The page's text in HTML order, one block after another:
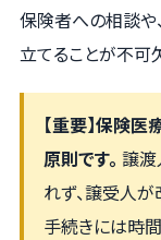
保険者への相談や
立てることが不可
【重要】保険
原則です。 譲渡
れず、譲受人
手続きには時